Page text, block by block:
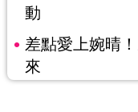
動
差點愛上婉晴
來